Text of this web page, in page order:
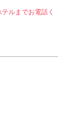
ルまでお電話く